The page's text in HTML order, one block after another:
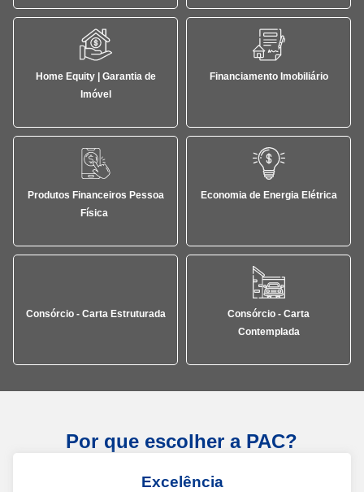
Home Equity | Garantia de
Imóvel
Financiamento Imobiliário
Produtos Financeiros Pessoa
Física
Economia de Energia Elétrica
Consórcio - Carta Estruturada
Consórcio - Carta
Contemplada
Por que escolher a PAC?
Excelência